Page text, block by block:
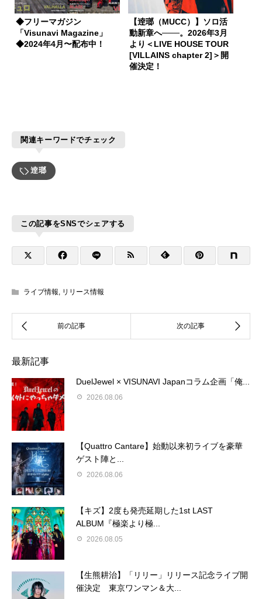
◆フリーマガジン
「Visunavi Magazine」
◆2024年4月〜配布中！
【逹瑯（MUCC）】ソロ活
動新章へ───。2026年3月
より＜LIVE HOUSE TOUR
[VILLAINS chapter 2]＞開
催決定！
関連キーワードでチェック
逹瑯
この記事をSNSでシェアする
ライブ情報 リリース情報
最新記事
DuelJewel × VISUNAVI Japanコラム企画「俺...
2026.08.06
【Quattro Cantare】始動以来初ライブを豪華
ゲスト陣と...
2026.08.06
【キズ】2度も発売延期した1st LAST
ALBUM『極楽より極...
2026.08.05
【生熊耕治】「リリー」リリース記念ライブ開
催決定 東京ワンマン＆大...